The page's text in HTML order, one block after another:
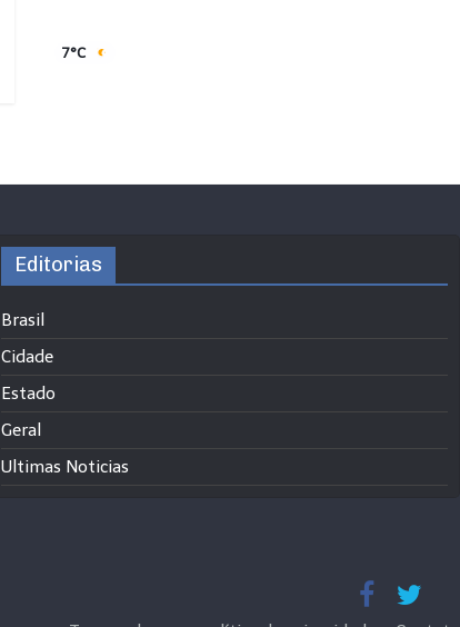
7°C
Editorias
Brasil
Cidade
Estado
Geral
Ultimas Noticias